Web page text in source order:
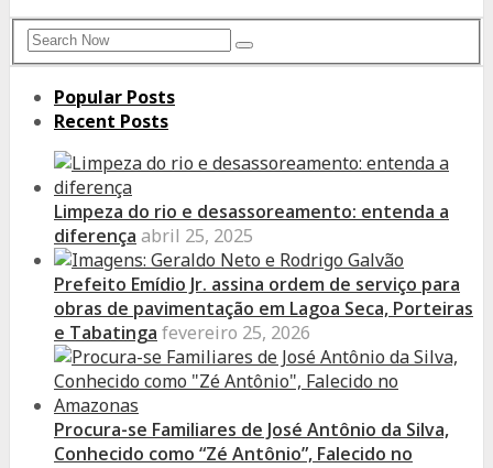
Search
for:
Search
Popular Posts
Recent Posts
Limpeza do rio e desassoreamento: entenda a
diferença abril 25, 2025
Prefeito Emídio Jr. assina ordem de serviço para
obras de pavimentação em Lagoa Seca, Porteiras
e Tabatinga fevereiro 25, 2026
Procura-se Familiares de José Antônio da Silva,
Conhecido como “Zé Antônio”, Falecido no